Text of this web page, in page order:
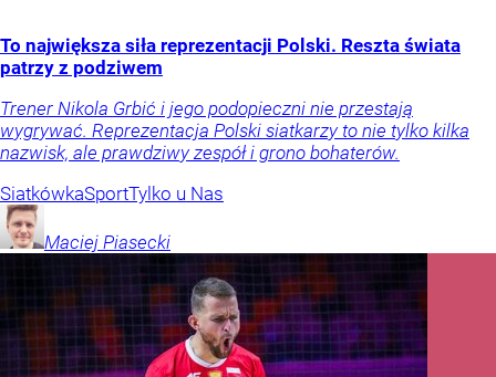
To największa siła reprezentacji Polski. Reszta świata
patrzy z podziwem
Trener Nikola Grbić i jego podopieczni nie przestają
wygrywać. Reprezentacja Polski siatkarzy to nie tylko kilka
nazwisk, ale prawdziwy zespół i grono bohaterów.
SiatkówkaSportTylko u Nas
Maciej Piasecki